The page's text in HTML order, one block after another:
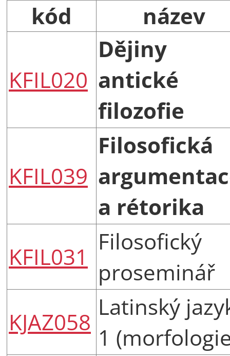
kód
název
KFIL020
Dějiny
antické
filozofie
KFIL039
Filosofická
a rétorika
KFIL031
Filosofický
proseminář
KJAZ058
Latinský
1